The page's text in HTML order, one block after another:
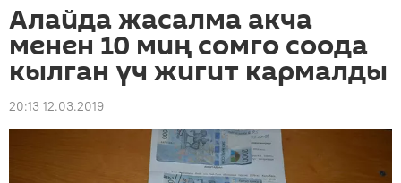
Алайда жасалма акча
менен 10 миң сомго соода
кылган үч жигит кармалды
20:13 12.03.2019